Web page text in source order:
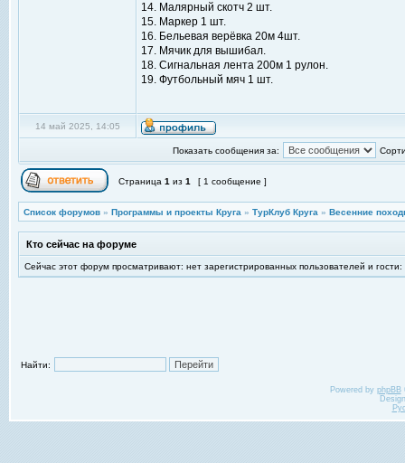
14. Малярный скотч 2 шт.
15. Маркер 1 шт.
16. Бельевая верёвка 20м 4шт.
17. Мячик для вышибал.
18. Сигнальная лента 200м 1 рулон.
19. Футбольный мяч 1 шт.
14 май 2025, 14:05
Показать сообщения за:
Страница 1 из 1 [ 1 сообщение ]
Список форумов » Программы и проекты Круга » ТурКлуб Круга » Весенние
Кто сейчас на форуме
Сейчас этот форум просматривают: нет зарегистрированных пользователей и гости:
Найти:
Powered by phpBB